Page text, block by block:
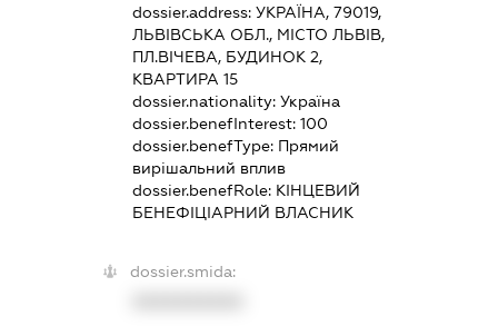
dossier.address: УКРАЇНА, 79019,
ЛЬВІВСЬКА ОБЛ., МІСТО ЛЬВІВ,
ПЛ.ВІЧЕВА, БУДИНОК 2,
КВАРТИРА 15
dossier.nationality: Україна
dossier.benefInterest: 100
dossier.benefType: Прямий
вирішальний вплив
dossier.benefRole: КІНЦЕВИЙ
БЕНЕФІЦІАРНИЙ ВЛАСНИК
dossier.smida: